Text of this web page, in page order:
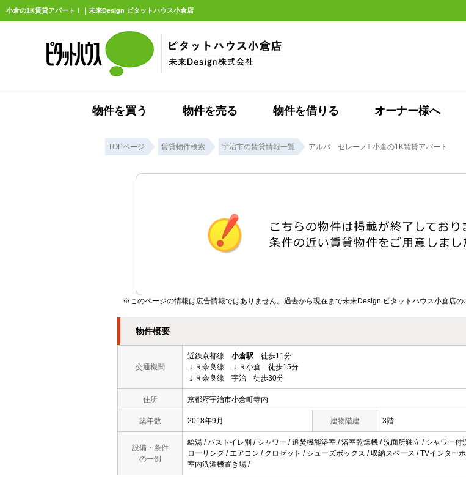
小倉の1K賃貸アパート！｜未来Design ピタットハウス小倉店
物件を買う 物件を売る 物件を借りる オーナー様へ
TOPページ 賃貸物件検索 宇治市の賃貸情報一覧 アルバ セレーノⅡ 小倉の1K賃貸アパート
※このページの情報は広告情報ではありません。過去から現在まで未来Design ピタットハウス小倉店
物件概要
交通機関
近鉄京都線 小倉駅 徒歩11分
ＪＲ奈良線 ＪＲ小倉 徒歩15分
ＪＲ奈良線 宇治 徒歩30分
住所 京都府宇治市小倉町寺内
築年数 2018年9月 建物階建 3階
設備・条件
の一例
給湯 / バストイレ別 / シャワー / 追焚機能浴室 / 浴室乾燥機 / 洗面所独立 / シャワー
ローリング / エアコン / クロゼット / シューズボックス / 収納スペース / TVインタ
室内洗濯機置き場 /